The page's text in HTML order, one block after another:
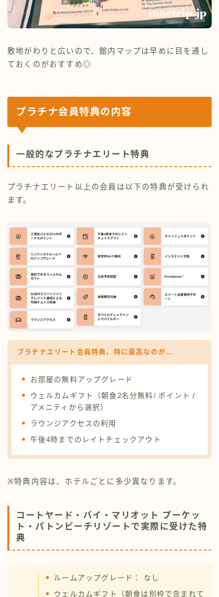
敷地がわりと広いので、館内マップは早めに目を通し
ておくのがおすすめ◎
プラチナ会員特典の内容
一般的なプラチナエリート特典
プラチナエリート以上の会員は以下の特典が受けられ
ます。
プラチナエリート会員特典、特に最高なのが…
お部屋の無料アップグレード
ウェルカムギフト（朝食2名分無料/ ポイント /
アメニティから選択）
ラウンジアクセスの利用
午後4時までのレイトチェックアウト
※特典内容は、ホテルごとに多少異なります。
コートヤード・バイ・マリオット プーケッ
ト・パトンビーチリゾートで実際に受けた特
典
ルームアップグレード： なし
ウェルカムギフト（朝食は別枠で含まれて